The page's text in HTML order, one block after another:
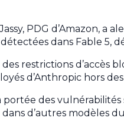
PDG d’Amazon, a
dans Fable
restrictions d’accès
d’Anthropic hors
des vulnérabilités
d’autres modèles